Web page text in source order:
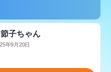
子ちゃん
年9月20日